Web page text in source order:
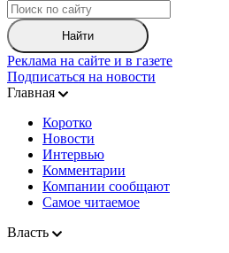
Найти
Реклама на сайте и в газете
Подписаться на новости
Главная
Коротко
Новости
Интервью
Комментарии
Компании сообщают
Самое читаемое
Власть